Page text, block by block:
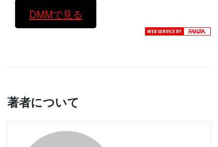
DMMで見る
著者について